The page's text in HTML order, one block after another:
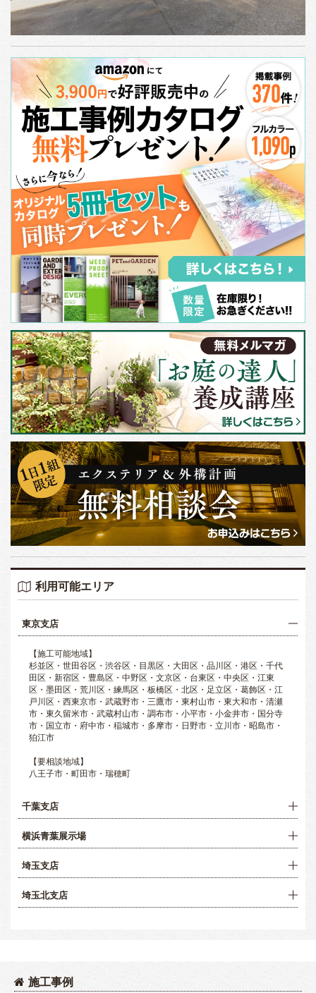
利用可能エリア
東京支店
【施工可能地域】
杉並区・世田谷区・渋谷区・目黒区・大田区・品川区・港区・千代
田区・新宿区・豊島区・中野区・文京区・台東区・中央区・江東
区・墨田区・荒川区・練馬区・板橋区・北区・足立区・葛飾区・江
戸川区・西東京市・武蔵野市・三鷹市・東村山市・東大和市・清瀬
市・東久留米市・武蔵村山市・調布市・小平市・小金井市・国分寺
市・国立市・府中市・稲城市・多摩市・日野市・立川市・昭島市・
狛江市
【要相談地域】
八王子市・町田市・瑞穂町
千葉支店
横浜青葉展示場
埼玉支店
埼玉北支店
施工事例